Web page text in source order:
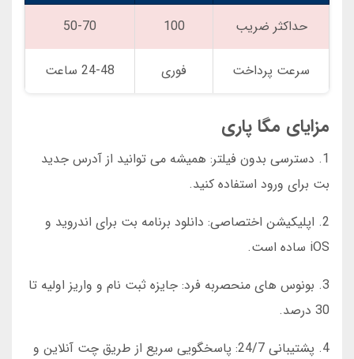
حداکثر ضریب 100
50-70
سرعت پرداخت فوری 24-48 ساعت
مزایای مگا پاری
1. دسترسی بدون فیلتر: همیشه می توانید از آدرس جدید
بت برای ورود استفاده کنید.
2. اپلیکیشن اختصاصی: دانلود برنامه بت برای اندروید و
iOS ساده است.
3. بونوس های منحصربه فرد: جایزه ثبت نام و واریز اولیه تا
30 درصد.
4. پشتیبانی 24/7: پاسخگویی سریع از طریق چت آنلاین و